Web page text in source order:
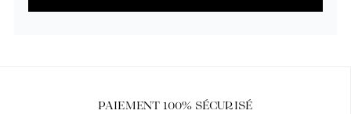
PAIEMENT 100% SÉCURISÉ